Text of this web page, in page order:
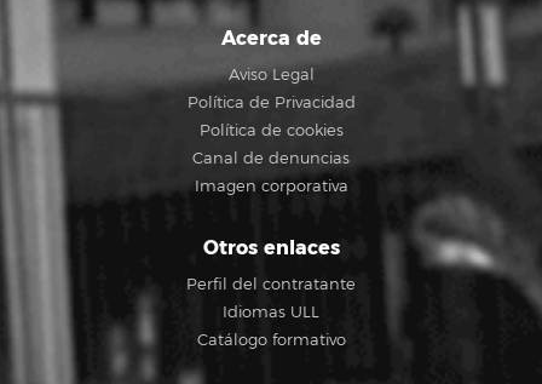
Acerca de
Aviso Legal
Política de Privacidad
Política de cookies
Canal de denuncias
Imagen corporativa
Otros enlaces
Perfil del contratante
Idiomas ULL
Catálogo formativo